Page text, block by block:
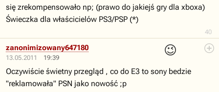
40
się zrekompensowało np; (prawo do jakiejś gry dla xboxa)
Świeczka dla właścicielów PS3/PSP (*)
13.05.2011 19:39
😉
zanonimizowany647180
Oczywiście świetny przegląd , co do E3 to sony bedzie
"reklamowała" PSN jako nowość ;p